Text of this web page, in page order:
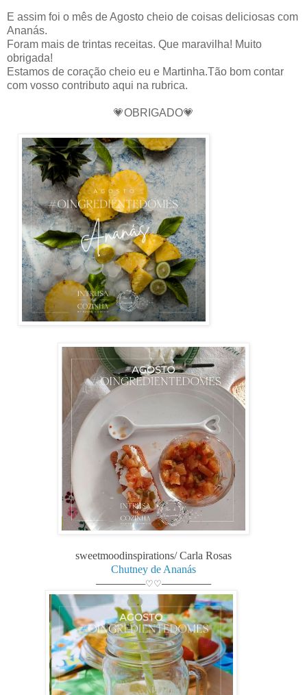
E assim foi o mês de Agosto cheio de coisas deliciosas com
Ananás.
Foram mais de trintas receitas. Que maravilha! Muito
obrigada!
Estamos de coração cheio eu e Martinha.Tão bom contar
com vosso contributo aqui na rubrica.
💗OBRIGADO💗
sweetmoodinspirations/ Carla Rosas
Chutney de Ananás
────────♡♡────────